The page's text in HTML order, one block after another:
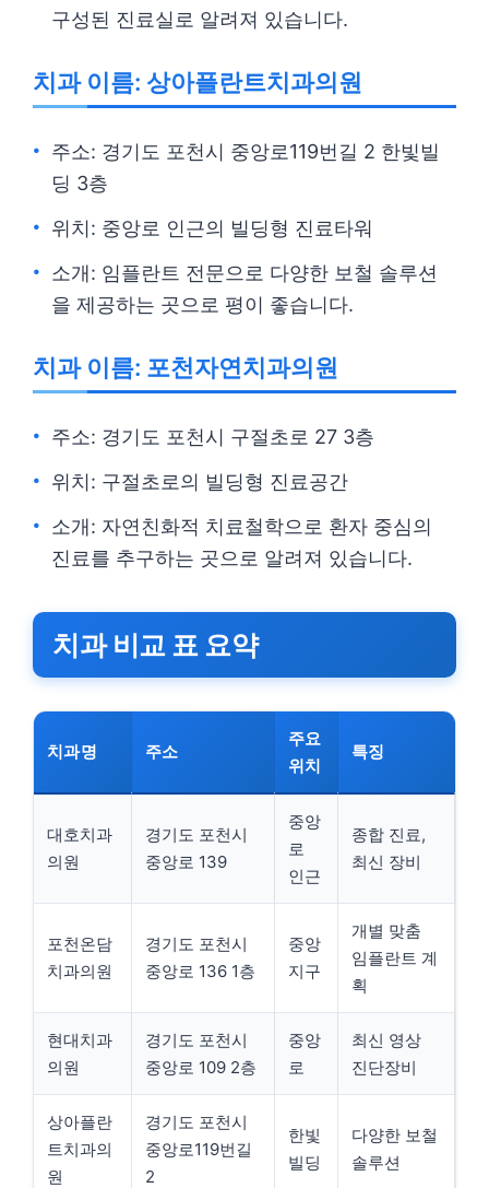
구성된 진료실로 알려져 있습니다.
치과 이름: 상아플란트치과의원
주소: 경기도 포천시 중앙로119번길 2 한빛빌
딩 3층
위치: 중앙로 인근의 빌딩형 진료타워
소개: 임플란트 전문으로 다양한 보철 솔루션
을 제공하는 곳으로 평이 좋습니다.
치과 이름: 포천자연치과의원
주소: 경기도 포천시 구절초로 27 3층
위치: 구절초로의 빌딩형 진료공간
소개: 자연친화적 치료철학으로 환자 중심의
진료를 추구하는 곳으로 알려져 있습니다.
치과 비교 표 요약
치과명 주소
주요
위치
특징
대호치과
의원
경기도 포천시
중앙로 139
중앙
로
인근
종합 진료,
최신 장비
포천온담
치과의원
경기도 포천시
중앙로 136 1층
중앙
지구
개별 맞춤
임플란트 계
획
현대치과
의원
경기도 포천시
중앙로 109 2층
중앙
로
최신 영상
진단장비
상아플란
트치과의
원
경기도 포천시
중앙로119번길
2
한빛
빌딩
다양한 보철
솔루션